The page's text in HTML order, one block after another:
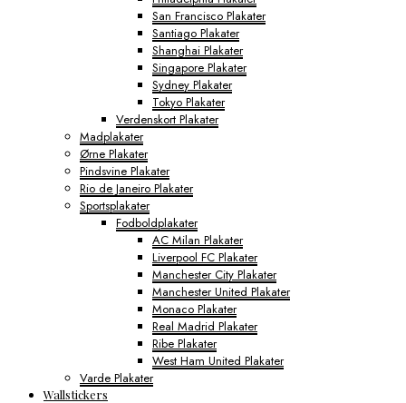
San Francisco Plakater
Santiago Plakater
Shanghai Plakater
Singapore Plakater
Sydney Plakater
Tokyo Plakater
Verdenskort Plakater
Madplakater
Ørne Plakater
Pindsvine Plakater
Rio de Janeiro Plakater
Sportsplakater
Fodboldplakater
AC Milan Plakater
Liverpool FC Plakater
Manchester City Plakater
Manchester United Plakater
Monaco Plakater
Real Madrid Plakater
Ribe Plakater
West Ham United Plakater
Varde Plakater
Wallstickers